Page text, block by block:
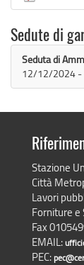
Sedute di
Seduta di
12/12/2024 -
Stazione
Città
Lavori
Forniture e
Fax
EMAIL:
PEC: